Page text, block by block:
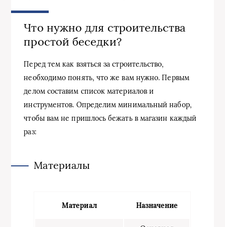
Что нужно для строительства
простой беседки?
Перед тем как взяться за строительство,
необходимо понять, что же вам нужно. Первым
делом составим список материалов и
инструментов. Определим минимальный набор,
чтобы вам не пришлось бежать в магазин каждый
раз:
Материалы
Материал Назначение